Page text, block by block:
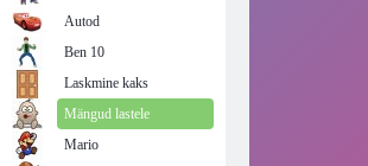
Autod
Ben 10
Laskmine kaks
Mängud lastele
Mario